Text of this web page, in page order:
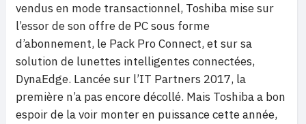
vendus en mode transactionnel, Toshiba mise sur
l’essor de son offre de PC sous forme
d’abonnement, le Pack Pro Connect, et sur sa
solution de lunettes intelligentes connectées,
DynaEdge. Lancée sur l’IT Partners 2017, la
première n’a pas encore décollé. Mais Toshiba a bon
espoir de la voir monter en puissance cette année,